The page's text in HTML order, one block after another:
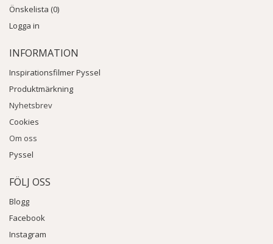
Önskelista (0)
Logga in
INFORMATION
Inspirationsfilmer Pyssel
Produktmärkning
Nyhetsbrev
Cookies
Om oss
Pyssel
FÖLJ OSS
Blogg
Facebook
Instagram